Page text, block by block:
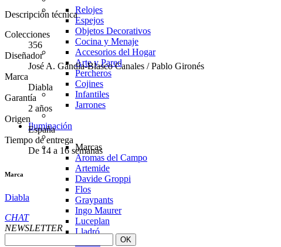
Relojes
Espejos
Objetos Decorativos
Cocina y Menaje
Accesorios del Hogar
Arte y Pared
Percheros
Cojines
Infantiles
Jarrones
Iluminación
Marcas
Aromas del Campo
Artemide
Davide Groppi
Flos
Graypants
Ingo Maurer
Luceplan
Lladró
Descripción técnica
Colecciones
356
Diseñador
José A. Gandía-Blasco Canales / Pablo Gironés
Marca
Diabla
Garantía
2 años
Origen
España
Tiempo de entrega
De 14 a 16 semanas
Marca
Diabla
CHAT
NEWSLETTER